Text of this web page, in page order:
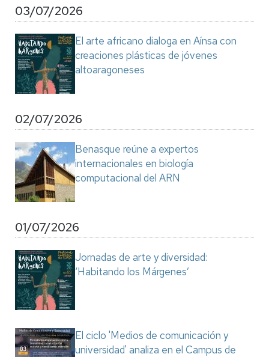
03/07/2026
El arte africano dialoga en Aínsa con
creaciones plásticas de jóvenes
altoaragoneses
02/07/2026
Benasque reúne a expertos
internacionales en biología
computacional del ARN
01/07/2026
Jornadas de arte y diversidad:
‘Habitando los Márgenes’
El ciclo 'Medios de comunicación y
universidad' analiza en el Campus de